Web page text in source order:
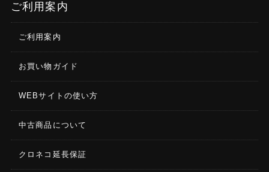
（1400×1050/60Hz）（*1）、
UXGA（1600×1200/60Hz）、
FHD（1920×1080/60Hz）、etc...
静止画（Still Image）※
最大サイズ：1920×1200ピクセル
フォーマット：Windows Bitmap File（.bmp）、24ビ
映像効果
シーン：ピクチャーインピクチャー、スプリット、
ご利用案内
ご利用案内
お買い物ガイド
WEBサイトの使い方
中古商品について
クロネコ延長保証